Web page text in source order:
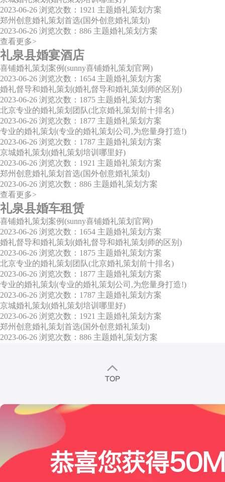
2023-06-26 浏览次数：1921 主题婚礼策划方案
郑州创意婚礼策划首选(国外创意婚礼策划)
2023-06-26 浏览次数：886 主题婚礼策划方案
查看更多>
礼泉县婚宴酒店
喜铺婚礼策划案例(sunny喜铺婚礼策划官网)
2023-06-26 浏览次数：1654 主题婚礼策划方案
婚礼督导和婚礼策划(婚礼督导和婚礼策划师的区别)
2023-06-26 浏览次数：1875 主题婚礼策划方案
北京专业的婚礼策划团队(北京婚礼策划前十排名)
2023-06-26 浏览次数：1877 主题婚礼策划方案
专业的婚礼策划(专业的婚礼策划公司,为您量身打造!)
2023-06-26 浏览次数：1787 主题婚礼策划方案
京城婚礼策划(婚礼策划培训哪里好)
2023-06-26 浏览次数：1921 主题婚礼策划方案
郑州创意婚礼策划首选(国外创意婚礼策划)
2023-06-26 浏览次数：886 主题婚礼策划方案
查看更多>
礼泉县婚车租赁
喜铺婚礼策划案例(sunny喜铺婚礼策划官网)
2023-06-26 浏览次数：1654 主题婚礼策划方案
婚礼督导和婚礼策划(婚礼督导和婚礼策划师的区别)
2023-06-26 浏览次数：1875 主题婚礼策划方案
北京专业的婚礼策划团队(北京婚礼策划前十排名)
2023-06-26 浏览次数：1877 主题婚礼策划方案
专业的婚礼策划(专业的婚礼策划公司,为您量身打造!)
2023-06-26 浏览次数：1787 主题婚礼策划方案
京城婚礼策划(婚礼策划培训哪里好)
2023-06-26 浏览次数：1921 主题婚礼策划方案
郑州创意婚礼策划首选(国外创意婚礼策划)
2023-06-26 浏览次数：886 主题婚礼策划方案